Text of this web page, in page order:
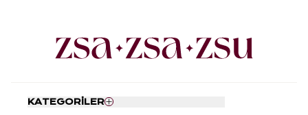
KATEGORİLER